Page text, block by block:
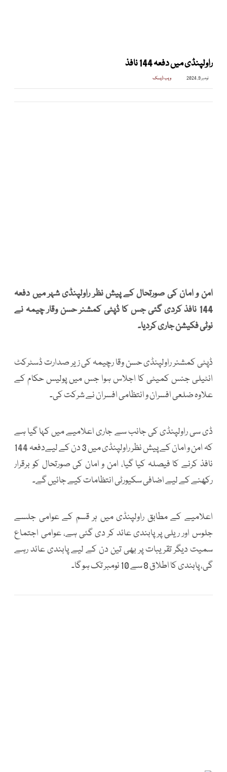
راولپنڈی میں دفعہ 144 نافذ
نومبر 9, 2024 ویب ڈیسک
امن و امان کی صورتحال کے پیش نظر راولپنڈی شہر میں دفعہ
144 نافذ کردی گئی جس کا ڈپٹی کمشنر حسن وقار چیمہ نے
نوٹی فکیشن جاری کردیا۔
ڈپٹی کمشنر راولپنڈی حسن وقا رچیمہ کی زیر صدارت ڈسٹرکٹ
انٹیلی جنس کمیٹی کا اجلاس ہوا جس میں پولیس حکام کے
علاوہ ضلعی افسران و انتظامی افسران نے شرکت کی۔
ڈی سی راولپنڈی کی جانب سے جاری اعلامیے میں کہا گیا ہے
کہ امن و امان کے پیش نظر راولپنڈی میں 3 دن کے لیےدفعہ 144
نافذ کرنے کا فیصلہ کیا گیا، امن و امان کی صورتحال کو برقرار
رکھنے کے لیے اضافی سکیورٹی انتظامات کیے جائیں گے۔
اعلامیے کے مطابق راولپنڈی میں ہر قسم کے عوامی جلسے
جلوس اور ریلی پر پابندی عائد کر دی گئی ہے، عوامی اجتماع
سمیت دیگر تقریبات پر بھی تین دن کے لیے پابندی عائد رہے
گی، پابندی کا اطلاق 8 سے 10 نومبر تک ہو گا۔